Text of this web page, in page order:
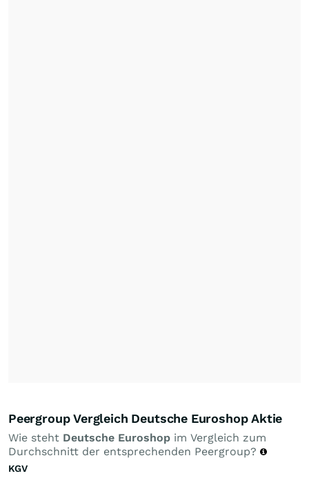
Peergroup Vergleich Deutsche Euroshop Aktie
Wie steht Deutsche Euroshop im Vergleich zum
Durchschnitt der entsprechenden Peergroup?
KGV